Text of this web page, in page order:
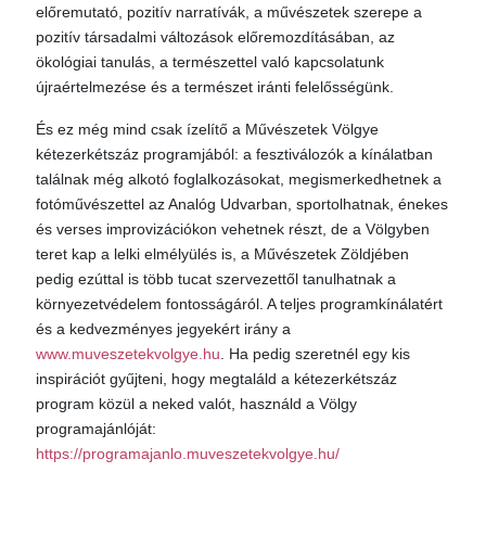
előremutató, pozitív narratívák, a művészetek szerepe a
pozitív társadalmi változások előremozdításában, az
ökológiai tanulás, a természettel való kapcsolatunk
újraértelmezése és a természet iránti felelősségünk.
És ez még mind csak ízelítő a Művészetek Völgye
kétezerkétszáz programjából: a fesztiválozók a kínálatban
találnak még alkotó foglalkozásokat, megismerkedhetnek a
fotóművészettel az Analóg Udvarban, sportolhatnak, énekes
és verses improvizációkon vehetnek részt, de a Völgyben
teret kap a lelki elmélyülés is, a Művészetek Zöldjében
pedig ezúttal is több tucat szervezettől tanulhatnak a
környezetvédelem fontosságáról. A teljes programkínálatért
és a kedvezményes jegyekért irány a
www.muveszetekvolgye.hu . Ha pedig szeretnél egy kis
inspirációt gyűjteni, hogy megtaláld a kétezerkétszáz
program közül a neked valót, használd a Völgy
programajánlóját:
https://programajanlo.muveszetekvolgye.hu/